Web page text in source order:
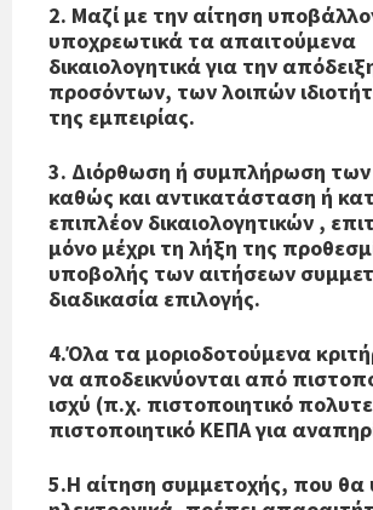
2. Μαζί με την αίτηση
υποχρεωτικά τα απαιτούμενα
δικαιολογητικά για την
προσόντων, των λοιπών
της εμπειρίας.
3. Διόρθωση ή συμπλήρωση
καθώς και αντικατάσταση ή
επιπλέον δικαιολογητικών ,
μόνο μέχρι τη λήξη της
υποβολής των αιτήσεων
διαδικασία επιλογής.
4.Όλα τα μοριοδοτούμενα
να αποδεικνύονται από
ισχύ (π.χ. πιστοποιητικό
πιστοποιητικό ΚΕΠΑ για
5.Η αίτηση συμμετοχής, που θα